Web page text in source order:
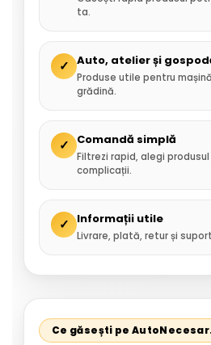
ta.
✓ Auto, atelier și
Produse utile pentru
grădină.
✓ Comandă simplă
Filtrezi rapid, alegi
complicații.
✓ Informații utile
Livrare, plată, retur și
Ce găsești pe